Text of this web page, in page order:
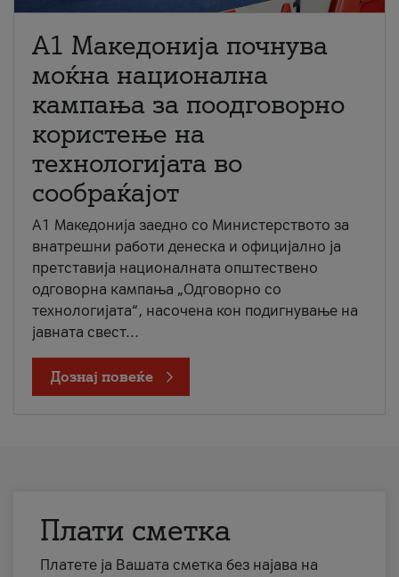
A1 Македонија почнува
моќна национална
кампања за поодговорно
користење на
технологијата во
сообраќајот
A1 Македонија заедно со Министерството за
внатрешни работи денеска и официјално ја
претставија националната општествено
одговорна кампања „Одговорно со
технологијата“, насочена кон подигнување на
јавната свест...
Дознај повеќе
Плати сметка
Платете ја Вашата сметка без најава на